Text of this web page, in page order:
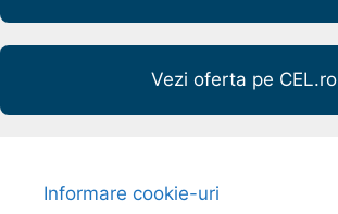
Vezi oferta pe CEL.ro
Informare cookie-uri